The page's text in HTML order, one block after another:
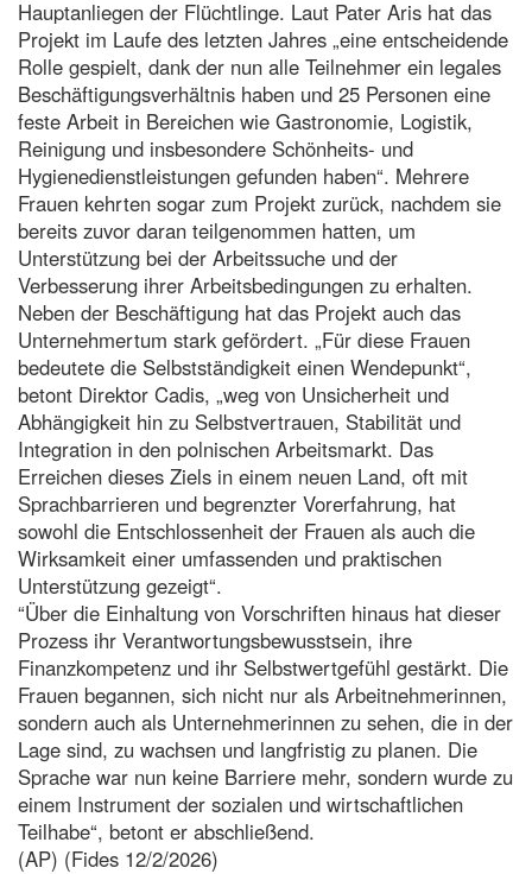
Hauptanliegen der Flüchtlinge. Laut Pater Aris hat das
Projekt im Laufe des letzten Jahres „eine entscheidende
Rolle gespielt, dank der nun alle Teilnehmer ein legales
Beschäftigungsverhältnis haben und 25 Personen eine
feste Arbeit in Bereichen wie Gastronomie, Logistik,
Reinigung und insbesondere Schönheits- und
Hygienedienstleistungen gefunden haben“. Mehrere
Frauen kehrten sogar zum Projekt zurück, nachdem sie
bereits zuvor daran teilgenommen hatten, um
Unterstützung bei der Arbeitssuche und der
Verbesserung ihrer Arbeitsbedingungen zu erhalten.
Neben der Beschäftigung hat das Projekt auch das
Unternehmertum stark gefördert. „Für diese Frauen
bedeutete die Selbstständigkeit einen Wendepunkt“,
betont Direktor Cadis, „weg von Unsicherheit und
Abhängigkeit hin zu Selbstvertrauen, Stabilität und
Integration in den polnischen Arbeitsmarkt. Das
Erreichen dieses Ziels in einem neuen Land, oft mit
Sprachbarrieren und begrenzter Vorerfahrung, hat
sowohl die Entschlossenheit der Frauen als auch die
Wirksamkeit einer umfassenden und praktischen
Unterstützung gezeigt“.
“Über die Einhaltung von Vorschriften hinaus hat dieser
Prozess ihr Verantwortungsbewusstsein, ihre
Finanzkompetenz und ihr Selbstwertgefühl gestärkt. Die
Frauen begannen, sich nicht nur als Arbeitnehmerinnen,
sondern auch als Unternehmerinnen zu sehen, die in der
Lage sind, zu wachsen und langfristig zu planen. Die
Sprache war nun keine Barriere mehr, sondern wurde zu
einem Instrument der sozialen und wirtschaftlichen
Teilhabe“, betont er abschließend.
(AP) (Fides 12/2/2026)